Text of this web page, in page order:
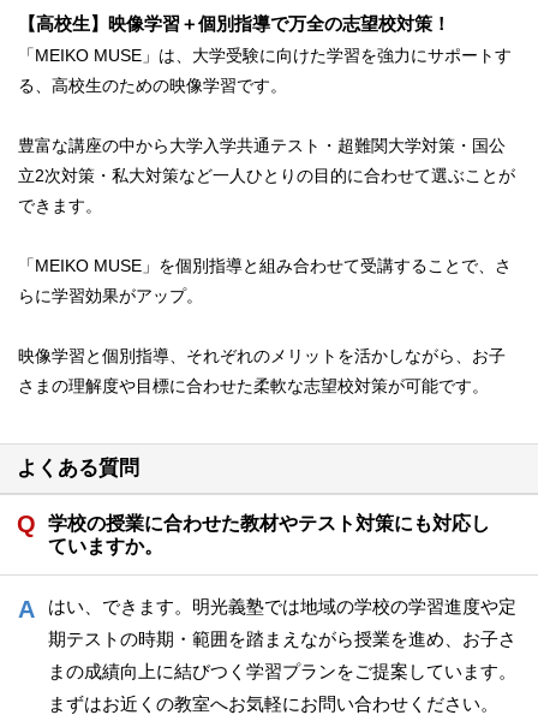
【高校生】映像学習＋個別指導で万全の志望校対策！
「MEIKO MUSE」は、大学受験に向けた学習を強力にサポートす
る、高校生のための映像学習です。
豊富な講座の中から大学入学共通テスト・超難関大学対策・国公
立2次対策・私大対策など一人ひとりの目的に合わせて選ぶことが
できます。
「MEIKO MUSE」を個別指導と組み合わせて受講することで、さ
らに学習効果がアップ。
映像学習と個別指導、それぞれのメリットを活かしながら、お子
さまの理解度や目標に合わせた柔軟な志望校対策が可能です。
よくある質問
学校の授業に合わせた教材やテスト対策にも対応し
ていますか。
はい、できます。明光義塾では地域の学校の学習進度や定
期テストの時期・範囲を踏まえながら授業を進め、お子さ
まの成績向上に結びつく学習プランをご提案しています。
まずはお近くの教室へお気軽にお問い合わせください。